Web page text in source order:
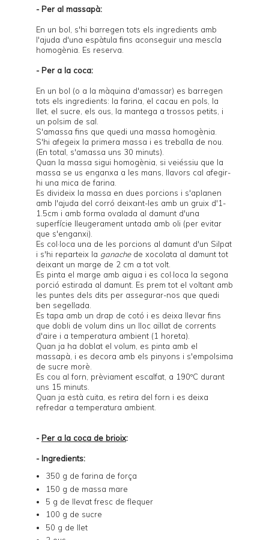
- Per al massapà:
En un bol, s'hi barregen tots els ingredients amb
l'ajuda d'una espàtula fins aconseguir una mescla
homogènia. Es reserva.
- Per a la coca:
En un bol (o a la màquina d'amassar) es barregen
tots els ingredients: la farina, el cacau en pols, la
llet, el sucre, els ous, la mantega a trossos petits, i
un polsim de sal.
S'amassa fins que quedi una massa homogènia.
S'hi afegeix la primera massa i es treballa de nou.
(En total, s'amassa uns 30 minuts).
Quan la massa sigui homogènia, si veiéssiu que la
massa se us enganxa a les mans, llavors cal afegir-
hi una mica de farina.
Es divideix la massa en dues porcions i s'aplanen
amb l'ajuda del corró deixant-les amb un gruix d'1-
1.5cm i amb forma ovalada al damunt d'una
superfície lleugerament untada amb oli (per evitar
que s'enganxi).
Es col·loca una de les porcions al damunt d'un Silpat
i s'hi reparteix la ganachede xocolata al damunt tot
deixant un marge de 2 cm a tot volt.
Es pinta el marge amb aigua i es col·loca la segona
porció estirada al damunt. Es prem tot el voltant amb
les puntes dels dits per assegurar-nos que quedi
ben segellada.
Es tapa amb un drap de cotó i es deixa llevar fins
que dobli de volum dins un lloc aïllat de corrents
d'aire i a temperatura ambient (1 horeta).
Quan ja ha doblat el volum, es pinta amb el
massapà, i es decora amb els pinyons i s'empolsima
de sucre morè.
Es cou al forn, prèviament escalfat, a 190ºC durant
uns 15 minuts.
Quan ja està cuita, es retira del forn i es deixa
refredar a temperatura ambient.
- Per a la coca de brioix:
- Ingredients:
350 g de farina de força
150 g de massa mare
5 g de llevat fresc de flequer
100 g de sucre
50 g de llet